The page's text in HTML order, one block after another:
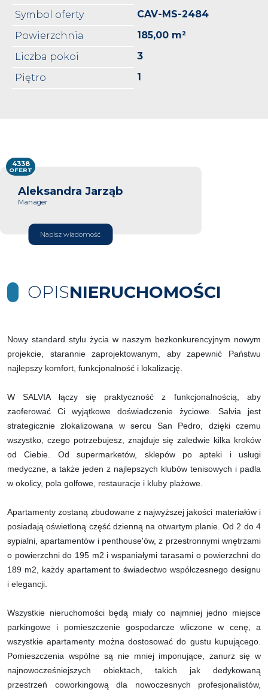
Symbol oferty
CAV-MS-2484
Powierzchnia
185,00 m²
Liczba pokoi
3
Piętro
1
Aleksandra Jarząb
Manager
Napisz wiadomość
4338
OFERT
OPISNIERUCHOMOŚCI
Nowy standard stylu życia w naszym bezkonkurencyjnym nowym
projekcie, starannie zaprojektowanym, aby zapewnić Państwu
najlepszy komfort, funkcjonalność i lokalizację.
W SALVIA łączy się praktyczność z funkcjonalnością, aby
zaoferować Ci wyjątkowe doświadczenie życiowe. Salvia jest
strategicznie zlokalizowana w sercu San Pedro, dzięki czemu
wszystko, czego potrzebujesz, znajduje się zaledwie kilka kroków
od Ciebie. Od supermarketów, sklepów po apteki i usługi
medyczne, a także jeden z najlepszych klubów tenisowych i padla
w okolicy, pola golfowe, restauracje i kluby plażowe.
Apartamenty zostaną zbudowane z najwyższej jakości materiałów i
posiadają oświetloną część dzienną na otwartym planie. Od 2 do 4
sypialni, apartamentów i penthouse'ów, z przestronnymi wnętrzami
o powierzchni do 195 m2 i wspaniałymi tarasami o powierzchni do
189 m2, każdy apartament to świadectwo współczesnego designu
i elegancji.
Wszystkie nieruchomości będą miały co najmniej jedno miejsce
parkingowe i pomieszczenie gospodarcze wliczone w cenę, a
wszystkie apartamenty można dostosować do gustu kupującego.
Pomieszczenia wspólne są nie mniej imponujące, zanurz się w
najnowocześniejszych obiektach, takich jak dedykowaną
przestrzeń coworkingową dla nowoczesnych profesjonalistów,